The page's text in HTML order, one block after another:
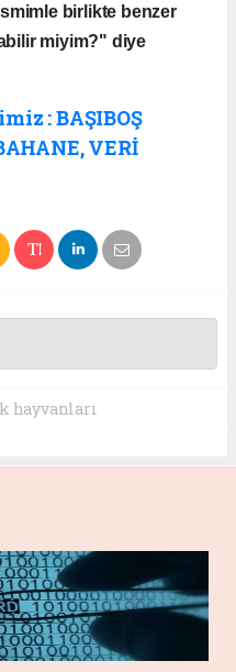
birlikte benzer
miyim?" diye
:BAŞIBOŞ
VERİ
hayvanları